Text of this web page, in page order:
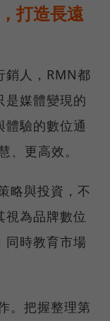
打造長遠
銷人，RMN都
是媒體變現的
體驗的數位通
、更高效。
略與投資，不
視為品牌數位
同時教育市場
。把握整理第